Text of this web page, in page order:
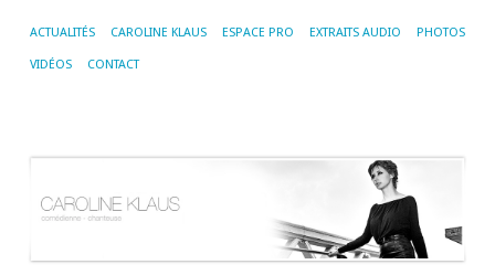
ACTUALITÉS CAROLINE KLAUS ESPACE PRO EXTRAITS AUDIO PHOTOS
VIDÉOS CONTACT